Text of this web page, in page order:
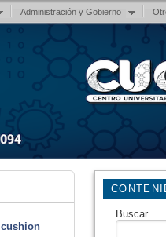
Administración y Gobierno
Buscar
cushion